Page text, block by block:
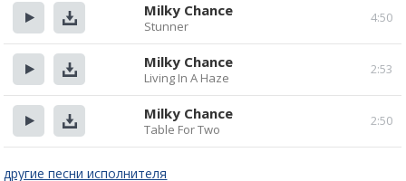
Прослушать
Скачать
4:50
Milky Chance
Stunner
Прослушать
Скачать
2:53
Milky Chance
Living In A Haze
Прослушать
Скачать
2:50
Milky Chance
Table For Two
другие песни исполнителя